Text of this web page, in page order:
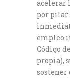
acelerar
por pilar
empleo
Código
propia),
sostener